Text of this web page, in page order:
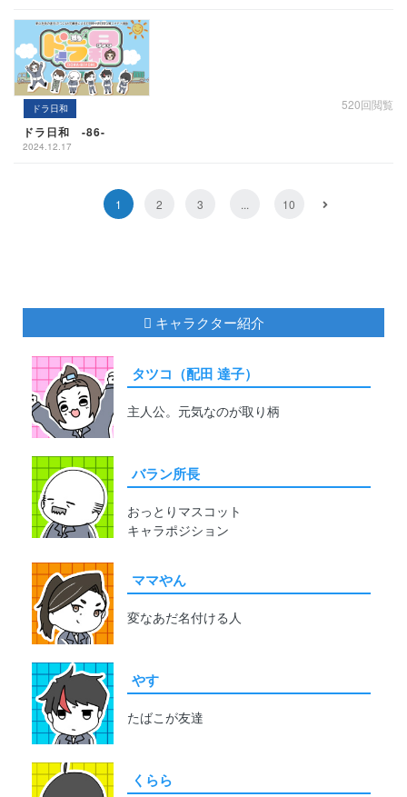
ドラ日和 520回閲覧
ドラ日和 -86-
2024.12.17
1 2 3 ... 10
キャラクター紹介
タツコ（配田 達子）
主人公。元気なのが取り柄
バラン所長
おっとりマスコット
キャラポジション
ママやん
変なあだ名付ける人
やす
たばこが友達
くらら